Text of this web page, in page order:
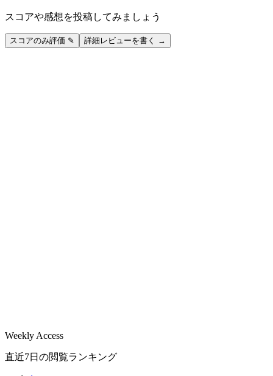
スコアや感想を投稿してみましょう
スコアのみ評価 ✎ 詳細レビューを書く →
Weekly Access
直近7日の閲覧ランキング